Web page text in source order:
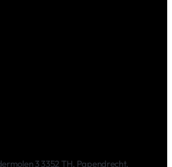
3 3352 TH, Papendrecht,